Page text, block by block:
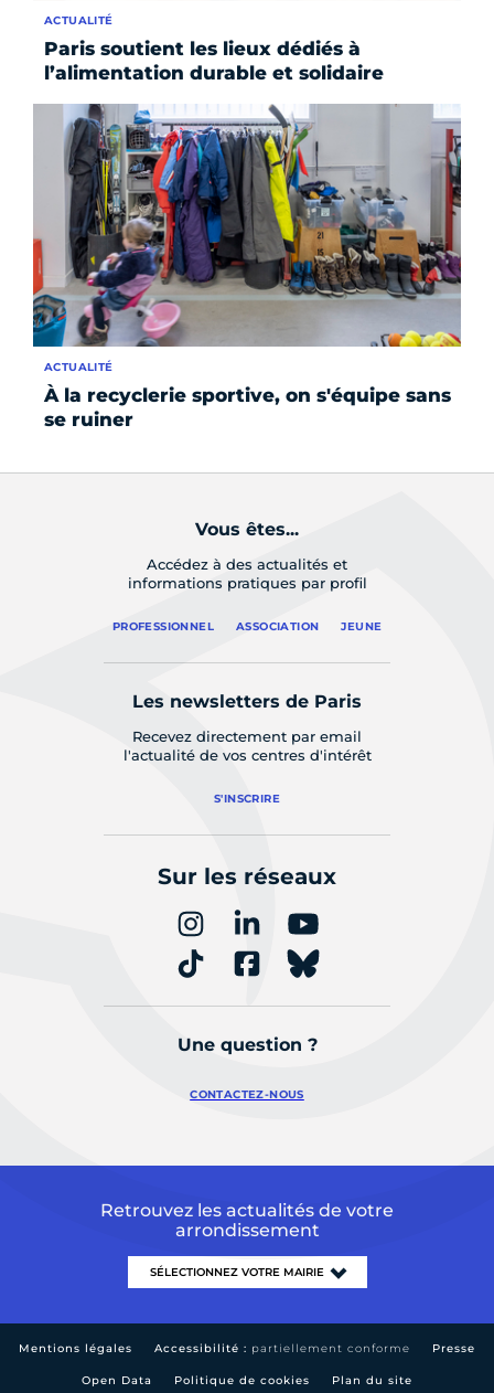
Paris soutient les lieux dédiés à
l’alimentation durable et solidaire
ACTUALITÉ
À la recyclerie sportive, on s'équipe sans
se ruiner
ACTUALITÉ
Vous êtes...
Accédez à des actualités et
informations pratiques par profil
PROFESSIONNEL ASSOCIATION JEUNE
Les newsletters de Paris
Recevez directement par email
l'actualité de vos centres d'intérêt
S'INSCRIRE
Sur les réseaux
Une question ?
CONTACTEZ-NOUS
Retrouvez les actualités de votre
arrondissement
Mentions légales Accessibilité : partiellement conforme Presse
Open Data Politique de cookies Plan du site